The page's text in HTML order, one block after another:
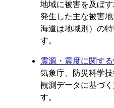
地域に被害を及ぼ
発生した主な被害
海道は地域別）の
す。
震源・震度に関する
気象庁、防災科学
観測データに基づ
す。